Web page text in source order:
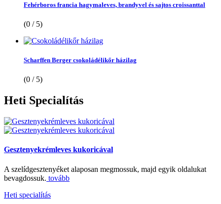
Fehérboros francia hagymaleves, brandyvel és sajtos croissanttal
(0 / 5)
Scharffen Berger csokoládélikőr házilag
(0 / 5)
Heti Specialítás
Gesztenyekrémleves kukoricával
A szelídgesztenyéket alaposan megmossuk, majd egyik oldalukat
bevagdossuk. tovább
Heti specialítás